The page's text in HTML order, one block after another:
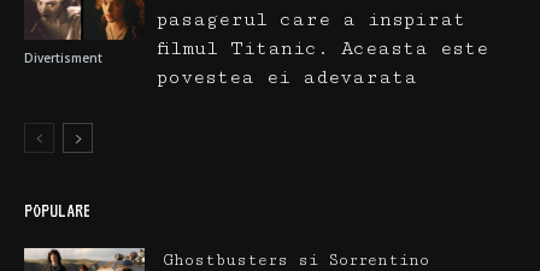
Divertisment
pasagerul care a inspirat
filmul Titanic. Aceasta este
povestea ei adevarata
POPULARE
Ghostbusters si Sorrentino